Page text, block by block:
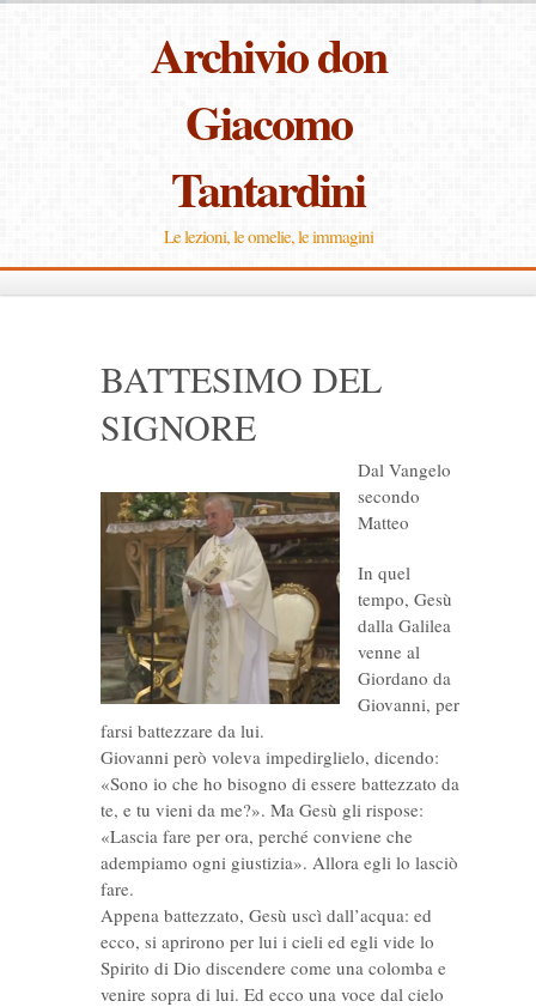
Archivio don
Giacomo
Tantardini
Le lezioni, le omelie, le immagini
BATTESIMO DEL
SIGNORE
Dal Vangelo
secondo
Matteo
In quel
tempo, Gesù
dalla Galilea
venne al
Giordano da
Giovanni, per
farsi battezzare da lui.
Giovanni però voleva impedirglielo, dicendo:
«Sono io che ho bisogno di essere battezzato da
te, e tu vieni da me?». Ma Gesù gli rispose:
«Lascia fare per ora, perché conviene che
adempiamo ogni giustizia». Allora egli lo lasciò
fare.
Appena battezzato, Gesù uscì dall’acqua: ed
ecco, si aprirono per lui i cieli ed egli vide lo
Spirito di Dio discendere come una colomba e
venire sopra di lui. Ed ecco una voce dal cielo